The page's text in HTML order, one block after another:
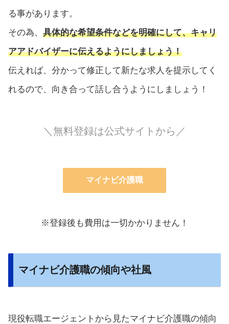
る事があります。
その為、 具体的な希望条件などを明確にして、キャリ
アアドバイザーに伝えるようにしましょう！
伝えれば、分かって修正して新たな求人を提示してく
れるので、向き合って話し合うようにしましょう！
＼無料登録は公式サイトから／
マイナビ介護職
※登録後も費用は一切かかりません！
マイナビ介護職の傾向や社風
現役転職エージェントから見たマイナビ介護職の傾向